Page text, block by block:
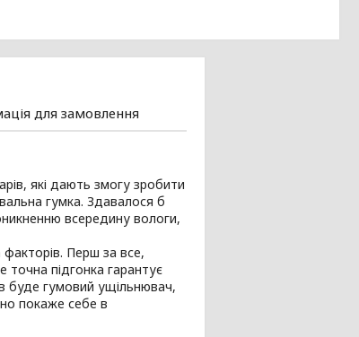
для замовлення
які дають змогу зробити
гумка. Здавалося б
всередину вологи,
Перш за все,
підгонка гарантує
буде гумовий ущільнювач,
покаже себе в